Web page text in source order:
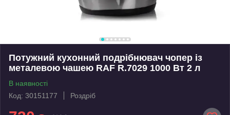
Потужний кухонний подрібнювач чопер із
металевою чашею RAF R.7029 1000 Вт 2 л
В наявності
Код: 30151177
Роздріб